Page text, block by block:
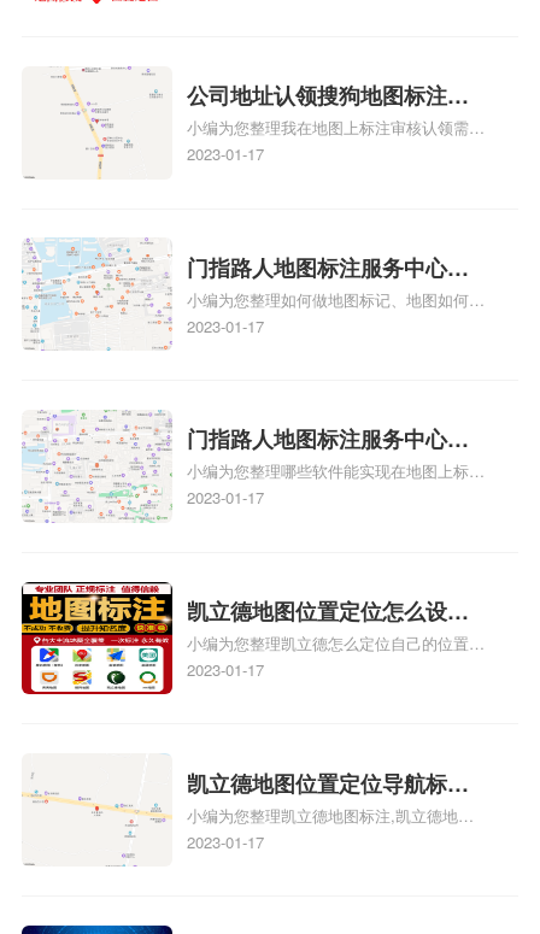
图标注服务中心面的存在。对于一些客户来
说，实体指路人地
公司地址认领搜狗地图标注多
久审核？公司地址认领地图标
注多久审核？
小编为您整理我在地图上标注审核认领需要
多久、我在地图上标注审核认领需要多久
情可查看下方正文！
2023-01-17
门指路人地图标注服务中心如
何做花小猪打车地图位置标
记？门指路人地图标注服务中
小编为您整理如何做地图标记、地图如何做
标记、so搜街景中如何做标记、360e启花贷
关地图标注知识，详情可查看下方正文！
2023-01-17
门指路人地图标注服务中心地
图位置地址标记？门指路人地
图标注服务中心苹果地图位置
小编为您整理哪些软件能实现在地图上标记
门指路人地图标注服务中心位置、门指路人
门指路人地图标注服务中心地址标注上地图
怎么弄相关地图标注知识，详情可查看下方
正文！
2023-01-17
凯立德地图位置定位怎么设置
自己的指路人地图标注服务中
心名？凯立德地图位置定位怎
小编为您整理凯立德怎么定位自己的位置
啊、手机凯立德地图定位怎么设置往上走、
地图标注服务中心铺招牌相关地图标注知
识，详情可查看下方正文！
2023-01-17
凯立德地图位置定位导航标
注？凯立德地图位置定位,导航,
标注？
小编为您整理凯立德地图标注,凯立德地图
标注怎么做啊、凯立德地图标注,凯立德地
2023-01-17